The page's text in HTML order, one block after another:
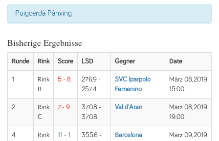
Puigcerdà Pànxing
Bisherige Ergebnisse
Runde Rink Score LSD Gegner Date
1
Rink
B
5 - 8
276.9 -
257.4
SVC Iparpolo
Femenino
März 08, 2019
15:00
2
Rink
C
7 - 9
370.8 -
370.8
Val d'Aran
März 08, 2019
19:00
4
Rink
11 - 1
355.6 -
Barcelona
März 09, 2019